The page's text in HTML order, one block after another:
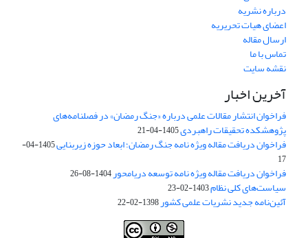
درباره نشریه
اعضای هیات تحریریه
ارسال مقاله
تماس با ما
نقشه سایت
آخرین اخبار
فراخوان انتشار مقالات علمی درباره «جنگ رمضان» در فصلنامه‌های
پژوهشکده تحقیقات راهبردی1405-04-21
فراخوان دریافت مقاله ویژه نامه جنگ رمضان؛ ابعاد حوزه زیربنایی
1405-04-
17
فراخوان دریافت مقاله ویژه نامه توسعه دریامحور1404-08-26
سیاست‌های کلی نظام1403-02-23
آئین‌نامه جدید نشریات علمی کشور1398-02-22